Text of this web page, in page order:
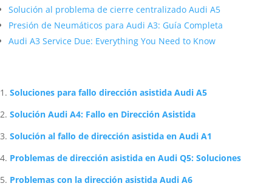
Solución al problema de cierre centralizado Audi A5
Presión de Neumáticos para Audi A3: Guía Completa
Audi A3 Service Due: Everything You Need to Know
Soluciones para fallo dirección asistida Audi A5
Solución Audi A4: Fallo en Dirección Asistida
Solución al fallo de dirección asistida en Audi A1
Problemas de dirección asistida en Audi Q5: Soluciones
Problemas con la dirección asistida Audi A6